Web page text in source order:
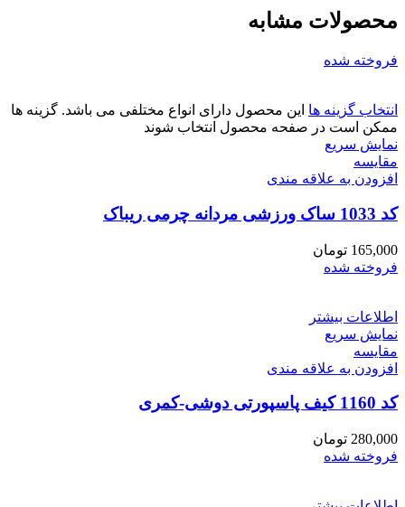
محصولات مشابه
فروخته شده
انتخاب گزینه ها این محصول دارای انواع مختلفی می باشد. گزینه ها
ممکن است در صفحه محصول انتخاب شوند
نمایش سریع
مقايسه
افزودن به علاقه مندی
کد 1033 ساک ورزشی مردانه چرمی ریباک
165,000 تومان
فروخته شده
اطلاعات بیشتر
نمایش سریع
مقايسه
افزودن به علاقه مندی
کد 1160 کیف پاسپورتی دوشی-کمری
280,000 تومان
فروخته شده